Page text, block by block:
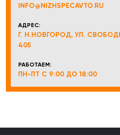
INFO@NIZHSPECAVTO.RU
АДРЕС:
Г. Н.НОВГОРОД, УЛ.
405
РАБОТАЕМ:
ПН-ПТ С 9:00 ДО 18:00